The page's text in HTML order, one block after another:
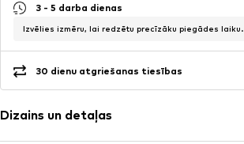
3 - 5 darba dienas
Izvēlies izmēru, lai redzētu precīzāku piegādes laiku.
30 dienu atgriešanas tiesības
Dizains un detaļas